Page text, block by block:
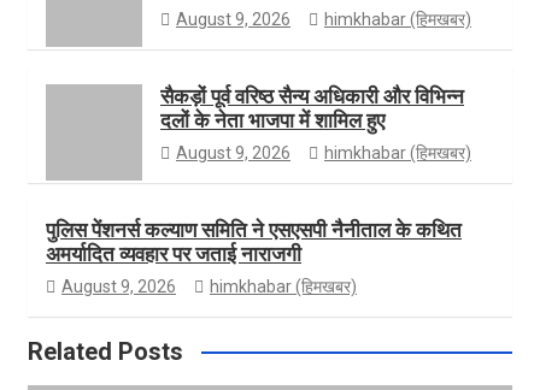
a
r
b
August 9, 2026 himkhabar (हिमखबर)
सैकड़ों पूर्व वरिष्ठ सैन्य अधिकारी और विभिन्न
दलों के नेता भाजपा में शामिल हुए
August 9, 2026 himkhabar (हिमखबर)
पुलिस पेंशनर्स कल्याण समिति ने एसएसपी नैनीताल के कथित
अमर्यादित व्यवहार पर जताई नाराजगी
August 9, 2026 himkhabar (हिमखबर)
Related Posts